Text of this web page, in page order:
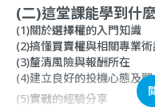
(二)這堂課能學到什
(1)關於選擇權的入門知識
(2)搞懂買賣權與相關專業
(3)釐清風險與報酬所在
(4)建立良好的投機心態及
(5)實戰的經驗分享